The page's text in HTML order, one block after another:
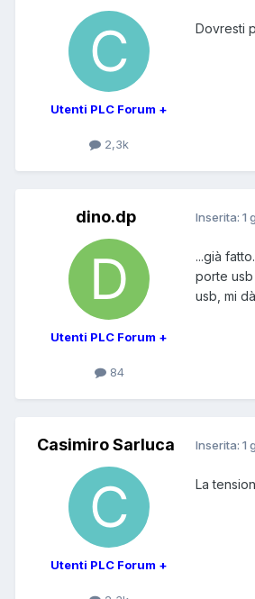
Utenti PLC Forum +
2,3k
Dovresti
dino.dp
Utenti PLC Forum +
84
Inserita: 1
...già
porte usb
usb, mi
Casimiro Sarluca
Utenti PLC Forum +
Inserita: 1
La